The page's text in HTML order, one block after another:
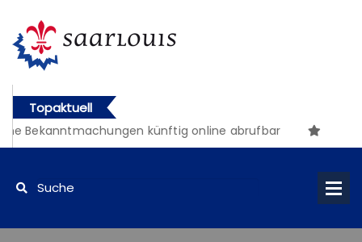
Topaktuell
künftig online abrufbar